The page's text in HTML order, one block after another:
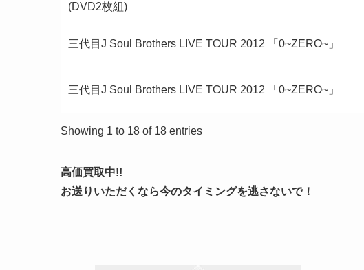
(DVD2枚組)
三代目J Soul Brothers LIVE TOUR 2012 「0~ZERO~」
三代目J Soul Brothers LIVE TOUR 2012 「0~ZERO~」
Showing 1 to 18 of 18 entries
高価買取中!!
お送りいただくなら今のタイミングを逃さないで！